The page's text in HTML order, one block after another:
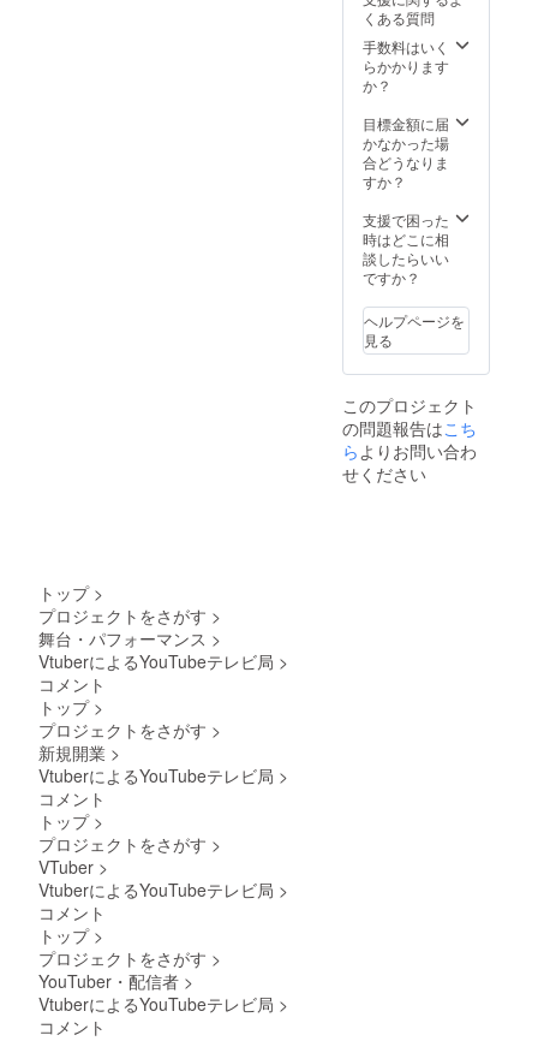
くある質問
手数料はいく
らかかります
か？
目標金額に届
かなかった場
合どうなりま
すか？
支援で困った
時はどこに相
談したらいい
ですか？
ヘルプページを
見る
このプロジェクト
の問題報告はこち
らよりお問い合わ
せください
トップ >
プロジェクトをさがす >
舞台・パフォーマンス >
VtuberによるYouTubeテレビ局 >
コメント
トップ >
プロジェクトをさがす >
新規開業 >
VtuberによるYouTubeテレビ局 >
コメント
トップ >
プロジェクトをさがす >
VTuber >
VtuberによるYouTubeテレビ局 >
コメント
トップ >
プロジェクトをさがす >
YouTuber・配信者 >
VtuberによるYouTubeテレビ局 >
コメント